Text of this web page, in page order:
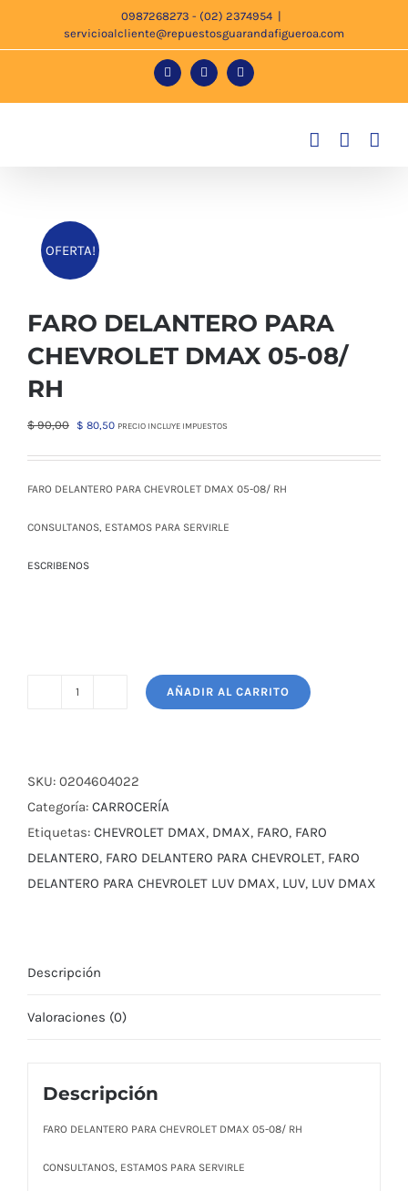
0987268273 - (02) 2374954 |
servicioalcliente@repuestosguarandafigueroa.com
FacebookInstagramTiktok
OFERTA!
FARO DELANTERO PARA
CHEVROLET DMAX 05-08/
RH
$90,00
El
original
era:
$ 80,50El
actual
es:
PRECIO INCLUYE IMPUESTOS
FARO DELANTERO PARA CHEVROLET DMAX 05-08/ RH
CONSULTANOS, ESTAMOS PARA SERVIRLE
ESCRIBENOS
CHEVROLET
DMAX
05-
08/
RH
AÑADIR AL CARRITO
SKU: 0204604022
Categoría: CARROCERÍA
Etiquetas: CHEVROLET DMAX, DMAX, FARO, FARO
DELANTERO, FARO DELANTERO PARA CHEVROLET, FARO
DELANTERO PARA CHEVROLET LUV DMAX, LUV, LUV DMAX
Descripción
Valoraciones (0)
Descripción
FARO DELANTERO PARA CHEVROLET DMAX 05-08/ RH
CONSULTANOS, ESTAMOS PARA SERVIRLE